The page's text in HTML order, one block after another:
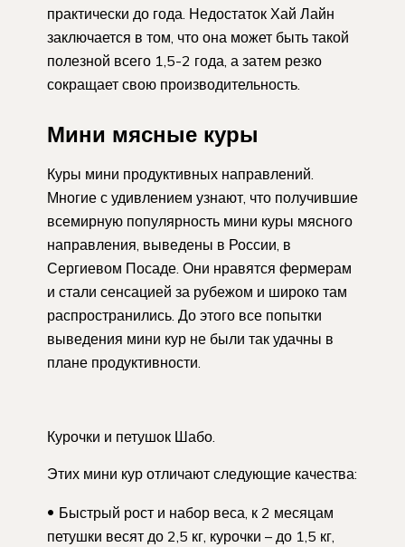
практически до года. Недостаток Хай Лайн
заключается в том, что она может быть такой
полезной всего 1,5-2 года, а затем резко
сокращает свою производительность.
Мини мясные куры
Куры мини продуктивных направлений.
Многие с удивлением узнают, что получившие
всемирную популярность мини куры мясного
направления, выведены в России, в
Сергиевом Посаде. Они нравятся фермерам
и стали сенсацией за рубежом и широко там
распространились. До этого все попытки
выведения мини кур не были так удачны в
плане продуктивности.
Курочки и петушок Шабо.
Этих мини кур отличают следующие качества:
Быстрый рост и набор веса, к 2 месяцам
петушки весят до 2,5 кг, курочки – до 1,5 кг,